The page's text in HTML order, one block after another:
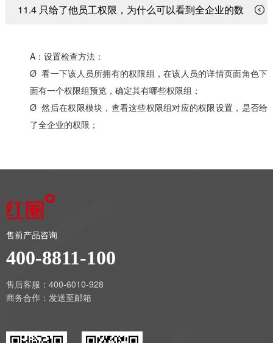
11.4 ​只给了他员工权限，为什么可以看到全企业的数
A：设置检查方法：
Ø 看一下该人员所拥有的权限组，在该人员的详情页面角色下
面有一个权限组预览，确定其有哪些权限组；
Ø 然后在权限模块，查看这些权限组对应的权限设置，是否给
了全企业的权限；
售前产品咨询
400-8811-100
售后客服：400-6010-928
商务合作： 发送至邮箱